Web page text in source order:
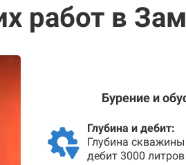
работ в
Бурение и
Глубина и дебит:
Глубина
дебит 3000